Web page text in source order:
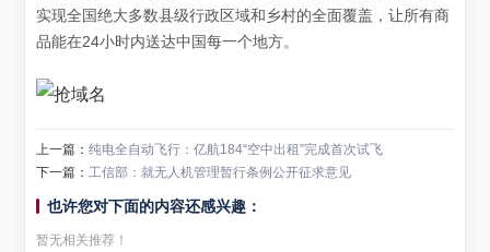
实现全国绝大多数县级行政区域和乡村的全面覆盖，让所有商
品能在24小时内送达中国每一个地方。
上一篇：纯电全自动飞行：亿航184“空中出租”完成首次试飞
下一篇：工信部：就无人机管理暂行条例公开征求意见
也许您对下面的内容还感兴趣：
暂无相关推荐！